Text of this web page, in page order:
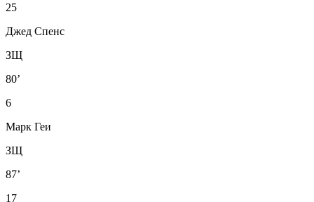
25
Джед Спенс
ЗЩ
80’
6
Марк Геи
ЗЩ
87’
17